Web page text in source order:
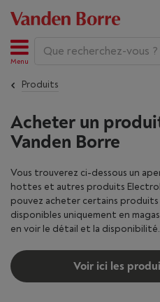
Menu
Produits
Acheter un
Vanden Borre
Vous trouverez ci-dessous un
hottes et autres produits
pouvez acheter certains
disponibles uniquement en
en voir le détail et la disponibilité.
Voir ici les